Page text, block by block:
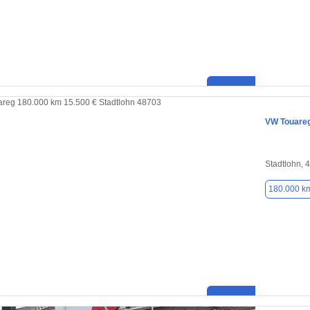
VW
Stadtlohn,
180.000